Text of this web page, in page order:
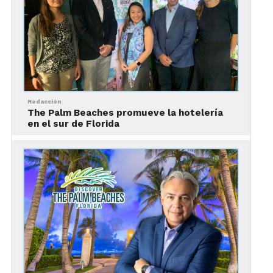
©Captain Kimo
La mejor oferta de hospedaje
en Florida
Además de su gran oferta de actividades y
Redacción
The Palm Beaches promueve la hotelería
en el sur de Florida